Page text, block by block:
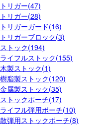
トリガー(47)
トリガー(28)
トリガーガード(16)
トリガーブロック(3)
ストック(194)
ライフルストック(155)
木製ストック(1)
樹脂製ストック(120)
金属製ストック(35)
ストックポーチ(17)
ライフル弾用ポーチ(10)
散弾用ストックポーチ(8)